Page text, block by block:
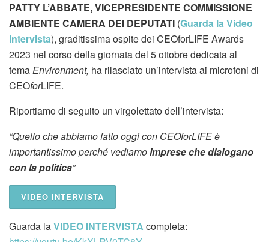
PATTY L’ABBATE, VICEPRESIDENTE COMMISSIONE
AMBIENTE CAMERA DEI DEPUTATI (Guarda la Video
Intervista), graditissima ospite dei CEOforLIFE Awards
2023 nel corso della giornata del 5 ottobre dedicata al
temaEnvironment, ha rilasciato un’intervista ai microfoni di
CEOforLIFE.
Riportiamo di seguito un virgolettato dell’intervista:
“Quello che abbiamo fatto oggi con CEOforLIFE è
importantissimo perché vediamoimprese che dialogano
con la politica”
VIDEO INTERVISTA
Guarda laVIDEO INTERVISTA completa: